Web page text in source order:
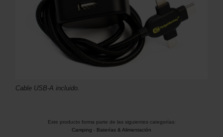
Cable USB-A incluido.
Este producto forma parte de las siguientes categorías:
Camping - Baterías & Alimentación